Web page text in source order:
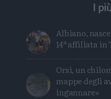
I
Albiano,
14ª affiliata in
Orsi, un
mappe degli
ingannare»